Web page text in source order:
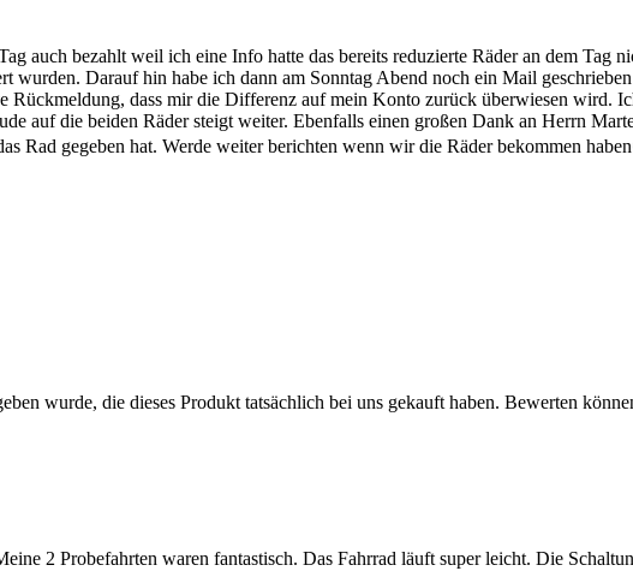
auch bezahlt weil ich eine Info hatte das bereits reduzierte Räder an dem Tag
wurden. Darauf hin habe ich dann am Sonntag Abend noch ein Mail
Rückmeldung, dass mir die Differenz auf mein Konto zurück überwiesen wird.
auf die beiden Räder steigt weiter. Ebenfalls einen großen Dank an Herrn
Rad gegeben hat. Werde weiter berichten wenn wir die Räder bekommen
wurde, die dieses Produkt tatsächlich bei uns gekauft haben. Bewerten
2 Probefahrten waren fantastisch. Das Fahrrad läuft super leicht. Die